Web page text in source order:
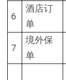
6
酒店订
单
7
境外保
单